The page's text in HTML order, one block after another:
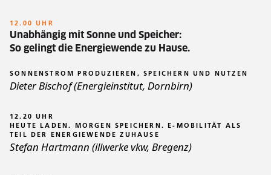
12.00 UHR
Unabhängig mit Sonne und Speicher:
So gelingt die Energiewende zu Hause.
SONNENSTROM PRODUZIEREN, SPEICHERN UND NUTZEN
Dieter Bischof (Energieinstitut, Dornbirn)
12.20 UHR
HEUTE LADEN. MORGEN SPEICHERN. E-MOBILITÄT ALS
TEIL DER ENERGIEWENDE ZUHAUSE
Stefan Hartmann (illwerke vkw, Bregenz)